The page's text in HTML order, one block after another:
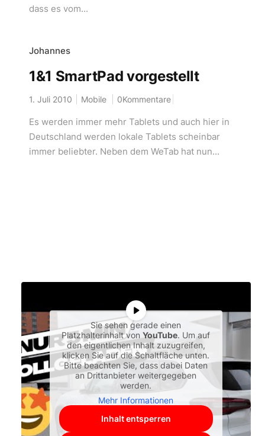
dass es vom...
Johannes
1&1 SmartPad vorgestellt
1. Juli 2010 Mobile 0Kommentare
Es werden immer mehr Tablets und auch hier in
Deutschland werden lokale Tablets scheinbar
immer beliebter. Neben dem WeTab hat nun...
Sie sehen gerade einen
Platzhalterinhalt vonYouTube. Um auf
den eigentlichen Inhalt zuzugreifen,
klicken Sie auf die Schaltfläche unten.
Bitte beachten Sie, dass dabei Daten
an Drittanbieter weitergegeben
werden.
Mehr Informationen
Inhalt entsperren